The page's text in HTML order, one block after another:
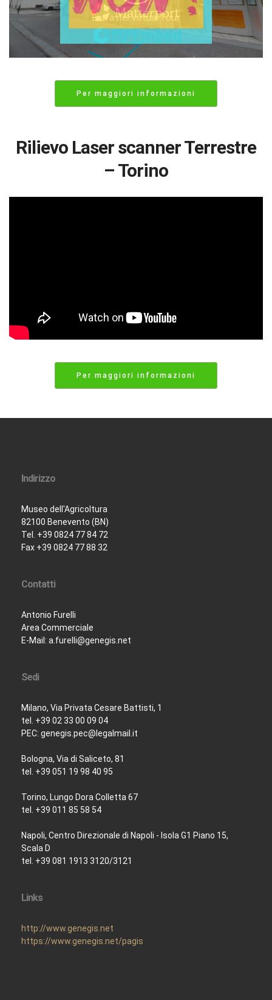
Per maggiori informazioni
Rilievo Laser scanner Terrestre
– Torino
Per maggiori informazioni
Indirizzo
Museo dell'Agricoltura
82100 Benevento (BN)
Tel. +39 0824 77 84 72
Fax +39 0824 77 88 32
Contatti
Antonio Furelli
Area Commerciale
E-Mail: a.furelli@genegis.net
Sedi
Milano, Via Privata Cesare Battisti, 1
tel. +39 02 33 00 09 04
PEC: genegis.pec@legalmail.it
Bologna, Via di Saliceto, 81
tel. +39 051 19 98 40 95
Torino, Lungo Dora Colletta 67
tel. +39 011 85 58 54
Napoli, Centro Direzionale di Napoli - Isola G1 Piano 15,
Scala D
tel. +39 081 1913 3120/3121
Links
http://www.genegis.net
https://www.genegis.net/pagis